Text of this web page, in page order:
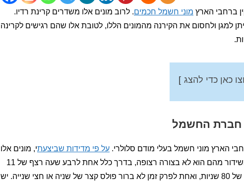
ברחבי הארץ מוני חשמל חכמים. לרוב מונים אלו משדרים קרינת רדיו.
למגן ולחסום את הקירנה מהמונים הללו, לטובת אלו שהם רגישים לקרינה
כאן כדי להצג
חברת החשמל
על פי מדידות שביצעתי, מונים אלו
משדרים כ20 דקות ביממה. השידור מהם הוא לא בצורה רצופה, בדרך כלל אחת לרבע שעה רצף של 11
שניות, אחת לכמה שעות רצף של 80 שניות, ואחת לפרק זמן לא ברור פולס קצר של שניה או חצי שנייה. יש